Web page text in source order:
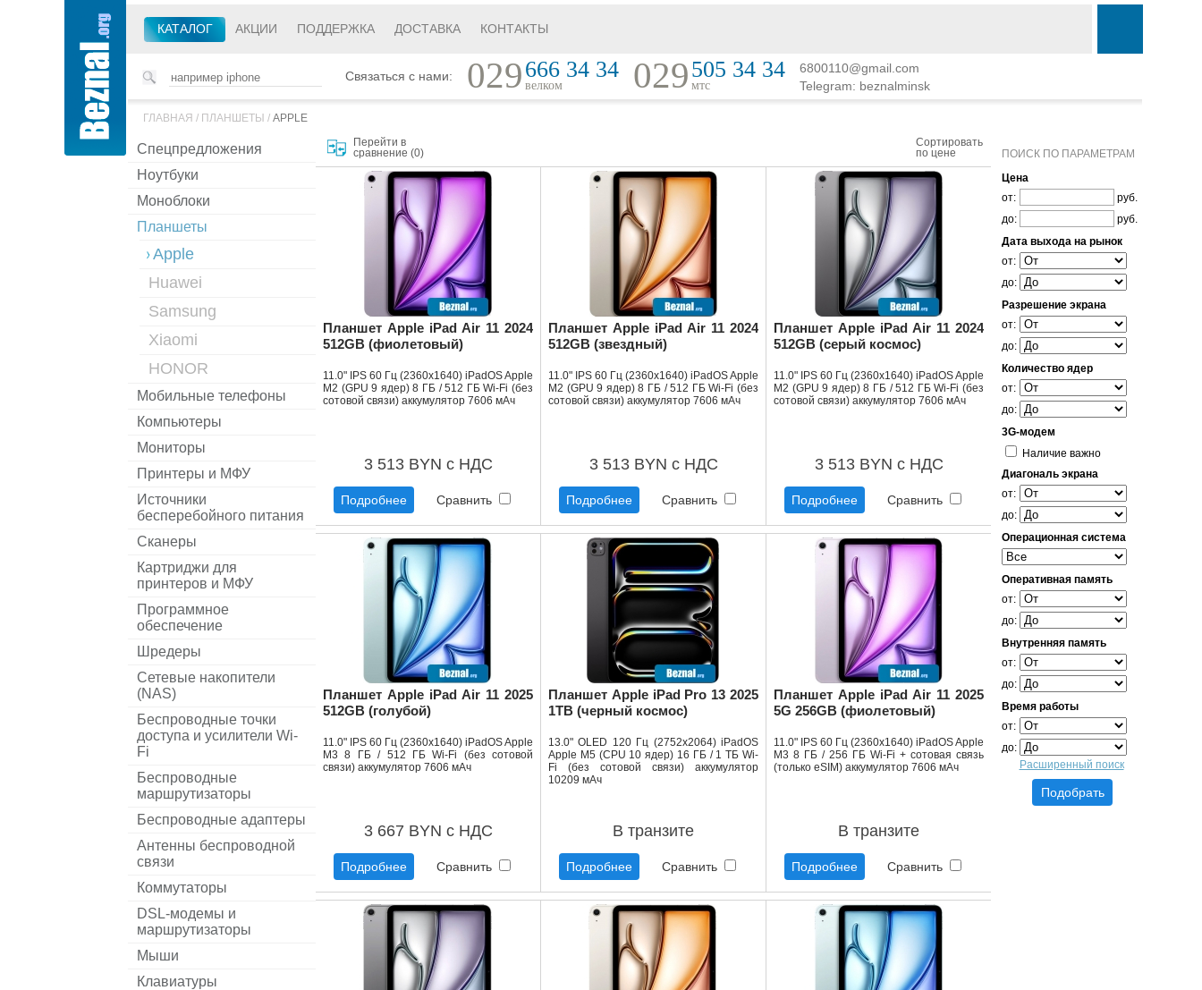
КАТАЛОГ АКЦИИ ПОДДЕРЖКА ДОСТАВКА КОНТАКТЫ
Связаться с нами: 029666 34 34
велком 029505 34 34
мтс
6800110@gmail.com
Telegram: beznalminsk
ГЛАВНАЯ / ПЛАНШЕТЫ / APPLE
Спецпредложения
Ноутбуки
Моноблоки
Планшеты
Apple
Huawei
Samsung
Xiaomi
HONOR
Мобильные телефоны
Компьютеры
Мониторы
Принтеры и МФУ
Источники
бесперебойного питания
Сканеры
Картриджи для
принтеров и МФУ
Программное
обеспечение
Шредеры
Сетевые накопители
(NAS)
Беспроводные точки
доступа и усилители Wi-
Fi
Беспроводные
маршрутизаторы
Беспроводные адаптеры
Антенны беспроводной
связи
Коммутаторы
DSL-модемы и
маршрутизаторы
Мыши
Клавиатуры
Перейти в
сравнение (0)
Сортировать
по цене
Планшет Apple iPad Air 11 2024
512GB (фиолетовый)
11.0" IPS 60 Гц (2360x1640) iPadOS Apple
M2 (GPU 9 ядер) 8 ГБ / 512 ГБ Wi-Fi (без
сотовой связи) аккумулятор 7606 мАч
3 513 BYN с НДС
Подробнее Сравнить
Планшет Apple iPad Air 11 2024
512GB (звездный)
11.0" IPS 60 Гц (2360x1640) iPadOS Apple
M2 (GPU 9 ядер) 8 ГБ / 512 ГБ Wi-Fi (без
сотовой связи) аккумулятор 7606 мАч
3 513 BYN с НДС
Подробнее Сравнить
Планшет Apple iPad Air 11 2024
512GB (серый космос)
11.0" IPS 60 Гц (2360x1640) iPadOS Apple
M2 (GPU 9 ядер) 8 ГБ / 512 ГБ Wi-Fi (без
сотовой связи) аккумулятор 7606 мАч
3 513 BYN с НДС
Подробнее Сравнить
Планшет Apple iPad Air 11 2025
512GB (голубой)
11.0" IPS 60 Гц (2360x1640) iPadOS Apple
M3 8 ГБ / 512 ГБ Wi-Fi (без сотовой
связи) аккумулятор 7606 мАч
3 667 BYN с НДС
Подробнее Сравнить
Планшет Apple iPad Pro 13 2025
1TB (черный космос)
13.0" OLED 120 Гц (2752x2064) iPadOS
Apple M5 (CPU 10 ядер) 16 ГБ / 1 ТБ Wi-
Fi (без сотовой связи) аккумулятор
10209 мАч
В транзите
Подробнее Сравнить
Планшет Apple iPad Air 11 2025
5G 256GB (фиолетовый)
11.0" IPS 60 Гц (2360x1640) iPadOS Apple
M3 8 ГБ / 256 ГБ Wi-Fi + сотовая связь
(только eSIM) аккумулятор 7606 мАч
В транзите
Подробнее Сравнить
ПОИСК ПО ПАРАМЕТРАМ
Цена
от:
руб.
до:
руб.
Дата выхода на рынок
от:
до:
Разрешение экрана
от:
до:
Количество ядер
от:
до:
3G-модем
Наличие важно
Диагональ экрана
от:
до:
Операционная система
Оперативная память
от:
до:
Внутренняя память
от:
до:
Время работы
от:
до:
Расширенный поиск
Подобрать